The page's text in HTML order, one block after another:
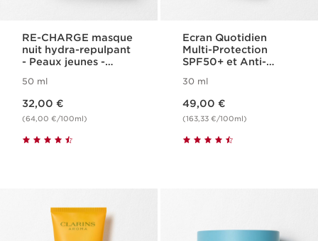
RE-CHARGE masque
nuit hydra-repulpant
- Peaux jeunes -
50 ml
32,00 €
(64,00 €/100ml)
Ecran Quotidien
Multi-Protection
SPF50+ et Anti-
Skin Barrier
30 ml
49,00 €
(163,33 €/100ml)